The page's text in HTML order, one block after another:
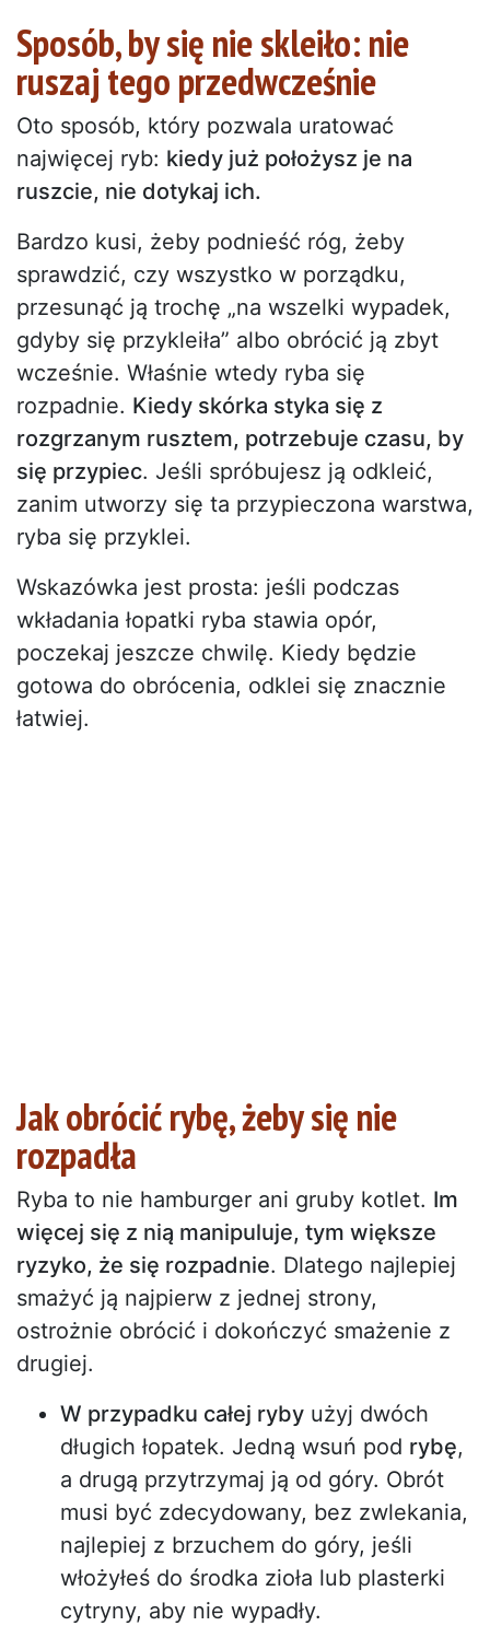
Sposób, by się nie skleiło: nie
ruszaj tego przedwcześnie
Oto sposób, który pozwala uratować
najwięcej ryb: kiedy już położysz je na
ruszcie, nie dotykaj ich.
Bardzo kusi, żeby podnieść róg, żeby
sprawdzić, czy wszystko w porządku,
przesunąć ją trochę „na wszelki wypadek,
gdyby się przykleiła” albo obrócić ją zbyt
wcześnie. Właśnie wtedy ryba się
rozpadnie. Kiedy skórka styka się z
rozgrzanym rusztem, potrzebuje czasu, by
się przypiec. Jeśli spróbujesz ją odkleić,
zanim utworzy się ta przypieczona warstwa,
ryba się przyklei.
Wskazówka jest prosta: jeśli podczas
wkładania łopatki ryba stawia opór,
poczekaj jeszcze chwilę. Kiedy będzie
gotowa do obrócenia, odklei się znacznie
łatwiej.
Jak obrócić rybę, żeby się nie
rozpadła
Ryba to nie hamburger ani gruby kotlet. Im
więcej się z nią manipuluje, tym większe
ryzyko, że się rozpadnie. Dlatego najlepiej
smażyć ją najpierw z jednej strony,
ostrożnie obrócić i dokończyć smażenie z
drugiej.
W przypadku całej ryby użyj dwóch
długich łopatek. Jedną wsuń pod rybę,
a drugą przytrzymaj ją od góry. Obrót
musi być zdecydowany, bez zwlekania,
najlepiej z brzuchem do góry, jeśli
włożyłeś do środka zioła lub plasterki
cytryny, aby nie wypadły.